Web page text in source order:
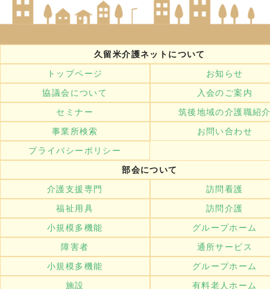
久留米介護ネットについて
トップページ
お知らせ
協議会について
入会のご案内
セミナー
筑後地域の介護職紹
事業所検索
お問い合わせ
プライバシーポリシー
部会について
介護支援専門
訪問看護
福祉用具
訪問介護
小規模多機能
グループホーム
障害者
通所サービス
小規模多機能
グループホーム
施設
有料老人ホーム